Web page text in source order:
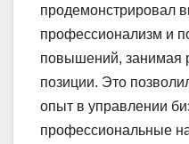
продемонстрировал
профессионализм и
повышений, занимая
позиции. Это
опыт в управлении
профессиональные